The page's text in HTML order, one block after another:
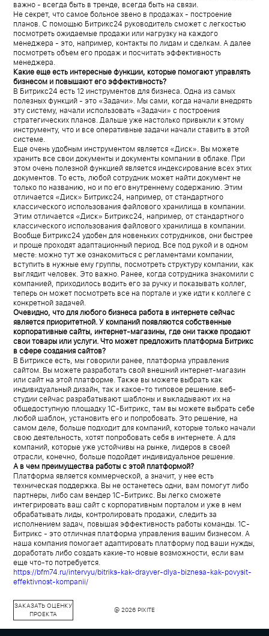
важно - всегда быть в тренде, всегда быть на связи.
Не секрет, что самое больное звено в продажах - построение
планов. С помощью Битрикс24 руководитель сможет с легкостью
посмотреть ожидаемые продажи или нагрузку на каждого
менеджера - это, например, контакты по лидам и сделкам. А далее
посмотреть объем его продаж и посчитать эффективность
менеджера.
Какие еще есть интересные функции, которые помогают управлять
бизнесом и повышают его эффективность?
В Битрикс24 есть 12 инструментов для бизнеса. Одна из самых
полезных функций - это «Задачи». Мы сами, когда начали внедрять
эту систему, начали использовать «Задачи» с построения
стратегических планов. Дальше уже настолько привыкли к этому
инструменту, что и все оперативные задачи начали ставить в этой
системе.
Еще очень удобным инструментом является «Диск». Вы можете
хранить все свои документы и документы компании в облаке. При
этом очень полезной функцией является индексирование всех этих
документов. То есть, любой сотрудник может найти документ не
только по названию, но и по его внутреннему содержанию. Этим
отличается «Диск» Битрикс24, например, от стандартного
классического использования файлового хранилища в компании.
Этим отличается «Диск» Битрикс24, например, от стандартного
классического использования файлового хранилища в компании.
Вообще Битрикс24 удобен для новеньких сотрудников, они быстрее
и проще проходят адаптационный период. Все под рукой и в одном
месте: можно тут же ознакомиться с регламентами компании,
вступить в нужные ему группы, посмотреть структуру компании, как
выглядит человек. Это важно. Ранее, когда сотрудника знакомили с
компанией, приходилось водить его за ручку и показывать коллег,
теперь он может посмотреть все на портале и уже идти к коллеге с
конкретной задачей.
Очевидно, что для любого бизнеса работа в интернете сейчас
является приоритетной. У компаний появляются собственные
корпоративные сайты, интернет-магазины, где они также продают
свои товары или услуги. Что может предложить платформа Битрикс
в сфере создания сайтов?
В Битриксе есть, мы говорили ранее, платформа управления
сайтом. Вы можете разработать свой внешний интернет-магазин
или сайт на этой платформе. Также вы можете выбрать как
индивидуальный дизайн, так и какое-то типовое решение. веб-
студии сейчас разрабатывают шаблоны и выкладывают их на
общедоступную площадку 1С-Битрикс, там вы можете выбрать себе
любой шаблон, установить его и попробовать. Это решение, на
самом деле, больше подходит для компаний, которые только начали
свою деятельность, хотят попробовать себя в интернете. А для
компаний, которые уже устойчивы на рынке, лидеров в своей
отрасли, конечно, больше подойдет индивидуальное решение.
А в чем преимущества работы с этой платформой?
Платформа является коммерческой, а значит, у нее есть
техническая поддержка. Вы не останетесь одни, вам помогут либо
партнеры, либо сам вендер 1С-Битрикс. Вы легко сможете
интегрировать ваш сайт с корпоративным порталом и уже в нем
обрабатывать лиды, контролировать продажи, следить за
исполнением задач, повышая эффективность работы команды. 1С-
Битрикс - это отличная платформа управления вашим бизнесом. А
наша компания помогает адаптировать платформу под ваши нужды,
доработать либо создать какие-то новые возможности, если вам
еще что-то потребуется.
https://bfm74.ru/intervyu/bitriks-kak-drayver-dlya-biznesa-kak-povysit-
effektivnost-kompanii/
ЗАКАЗАТЬ ОЦЕНКУ
ПРОЕКТА
@ 2026 PIXITE